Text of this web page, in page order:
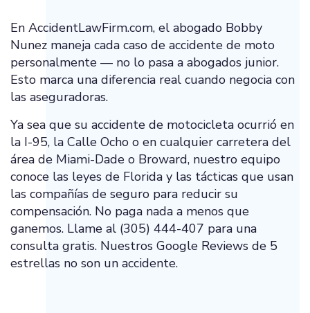
En AccidentLawFirm.com, el abogado Bobby
Nunez maneja cada caso de accidente de moto
personalmente — no lo pasa a abogados junior.
Esto marca una diferencia real cuando negocia con
las aseguradoras.
Ya sea que su accidente de motocicleta ocurrió en
la I-95, la Calle Ocho o en cualquier carretera del
área de Miami-Dade o Broward, nuestro equipo
conoce las leyes de Florida y las tácticas que usan
las compañías de seguro para reducir su
compensación. No paga nada a menos que
ganemos. Llame al (305) 444-407 para una
consulta gratis. Nuestros Google Reviews de 5
estrellas no son un accidente.